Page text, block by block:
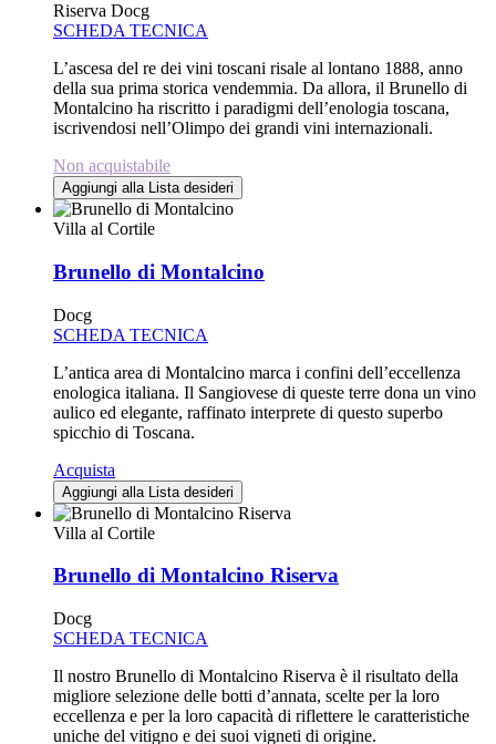
Riserva Docg
SCHEDA TECNICA
L’ascesa del re dei vini toscani risale al lontano 1888, anno
della sua prima storica vendemmia. Da allora, il Brunello di
Montalcino ha riscritto i paradigmi dell’enologia toscana,
iscrivendosi nell’Olimpo dei grandi vini internazionali.
Non acquistabile
Aggiungi alla Lista desideri
Villa al Cortile
Brunello di Montalcino
Docg
SCHEDA TECNICA
L’antica area di Montalcino marca i confini dell’eccellenza
enologica italiana. Il Sangiovese di queste terre dona un vino
aulico ed elegante, raffinato interprete di questo superbo
spicchio di Toscana.
Acquista
Aggiungi alla Lista desideri
Villa al Cortile
Brunello di Montalcino Riserva
Docg
SCHEDA TECNICA
Il nostro Brunello di Montalcino Riserva è il risultato della
migliore selezione delle botti d’annata, scelte per la loro
eccellenza e per la loro capacità di riflettere le caratteristiche
uniche del vitigno e dei suoi vigneti di origine.